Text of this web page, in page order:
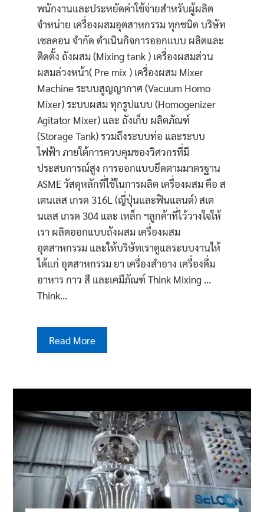
พนักงานและประหยัดค่าใช้จ่ายสำหรับผู้ผลิต
จำหน่าย เครื่องผสมอุตสาหกรรม ทุกชนิด บริษัท
เซลคอน จำกัด ดำเนินกิจการออกแบบ ผลิตและ
ติดตั้ง ถังผสม (Mixing tank ) เครื่องผสมส่วน
ผสมล่วงหน้า( Pre mix ) เครื่องผสม Mixer
Machine ระบบสูญญากาศ (Vacuum Homo
Mixer) ระบบผสม ทุกรูปแบบ (Homogenizer
Agitator Mixer) และ ถังเก็บ ผลิตภัณฑ์
(Storage Tank) รวมถึงระบบท่อ และระบบ
ไฟฟ้า ภายใต้การควบคุมของวิศวกรที่มี
ประสบการณ์สูง การออกแบบยึดตามมาตรฐาน
ASME วัสดุหลักที่ใช้ในการผลิต เครื่องผสม คือ ส
เตนเลส เกรด 316L (ญี่ปุ่นและฟินแลนด์) สเต
นเลส เกรด 304 และ เหล็ก ฯลูกค้าที่ไว้วางใจให้
เรา ผลิตออกแบบถังผสม เครื่องผสม
อุตสาหกรรม และให้บริษัทเราดูแลระบบงานให้
ได้แก่ อุตสาหกรรม ยา เครื่องสำอาง เครื่องดื่ม
อาหาร กาว สี และเคมีภัณฑ์ Think Mixing ...
Think…
Read More